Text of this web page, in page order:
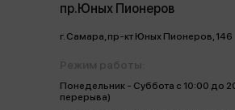
пр.Юных Пионеров
г. Самара, пр-кт Юных Пионеров, 146
Понедельник - Суббота с 10:00 до
перерыва)